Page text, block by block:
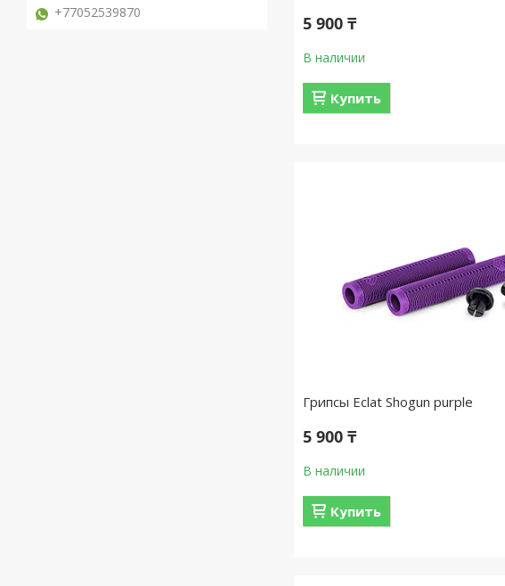
5 900 ₸
В наличии
Купить
Грипсы Eclat Shogun purple
5 900 ₸
В наличии
Купить
+77052539870